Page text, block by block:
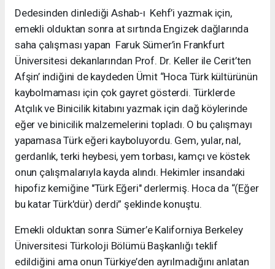
Dedesinden dinlediği Ashab-ı Kehf’i yazmak için,
emekli olduktan sonra at sırtında Engizek dağlarında
saha çalışması yapan Faruk Sümer’in Frankfurt
Üniversitesi dekanlarından Prof. Dr. Keller ile Cerit’ten
Afşin’ indiğini de kaydeden Ümit “Hoca Türk kültürünün
kaybolmaması için çok gayret gösterdi. Türklerde
Atçılık ve Binicilik kitabını yazmak için dağ köylerinde
eğer ve binicilik malzemelerini topladı. O bu çalışmayı
yapamasa Türk eğeri kayboluyordu. Gem, yular, nal,
gerdanlık, terki heybesi, yem torbası, kamçı ve köstek
onun çalışmalarıyla kayda alındı. Hekimler insandaki
hipofiz kemiğine "Türk Eğeri" derlermiş. Hoca da “(Eğer
bu katar Türk'dür) derdi” şeklinde konuştu.
Emekli olduktan sonra Sümer’e Kaliforniya Berkeley
Üniversitesi Türkoloji Bölümü Başkanlığı teklif
edildiğini ama onun Türkiye’den ayrılmadığını anlatan